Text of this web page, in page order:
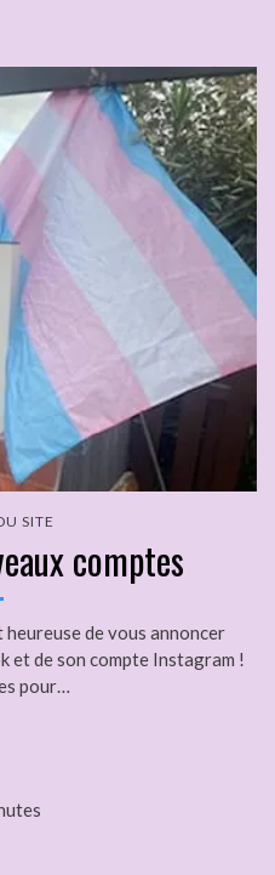
SITE
comptes
heureuse de vous annoncer
et de son compte Instagram !
pour…